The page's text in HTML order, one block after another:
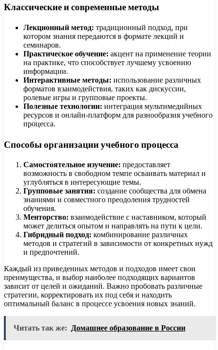
Классические и современные методы
Лекционный метод: традиционный подход, при
котором знания передаются в формате лекций и
семинаров.
Практическое обучение: акцент на применение теории
на практике, что способствует лучшему усвоению
информации.
Интерактивные методы: использование различных
форматов взаимодействия, таких как дискуссии,
ролевые игры и групповые проекты.
Полезные технологии: интеграция мультимедийных
ресурсов и онлайн-платформ для разнообразия учебного
процесса.
Способы организации учебного процесса
Самостоятельное изучение: предоставляет
возможность в свободном темпе осваивать материал и
углубляться в интересующие темы.
Групповые занятия: создание сообщества для обмена
знаниями и совместного преодоления трудностей
обучения.
Менторство: взаимодействие с наставником, который
может делиться опытом и направлять на пути к цели.
Гибридный подход: комбинирование различных
методов и стратегий в зависимости от конкретных нужд
и предпочтений.
Каждый из приведенных методов и подходов имеет свои
преимущества, и выбор наиболее подходящих вариантов
зависит от целей и ожиданий. Важно пробовать различные
стратегии, корректировать их под себя и находить
оптимальный баланс в процессе усвоения новых знаний.
Читать так же: Домашнее образование в России